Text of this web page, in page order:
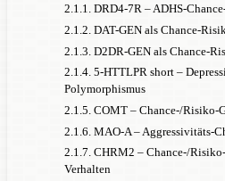
2.1.1. DRD4-7R – ADHS-
2.1.2. DAT-GEN als Chance-
2.1.3. D2DR-GEN als Chance-
2.1.4. 5-HTTLPR short –
Polymorphismus
2.1.5. COMT – Chance-/Risiko-
2.1.6. MAO-A – Aggressivitäts-
2.1.7. CHRM2 – Chance-/
Verhalten